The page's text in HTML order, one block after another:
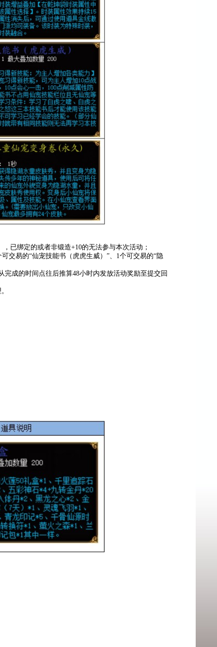
已绑定的或者非锻造+10的无法参与本次活动；
交易的“仙宠技能书（虎虎生威）”、1个可交易的“隐
成的时间点往后推算48小时内发放活动奖励至提交回